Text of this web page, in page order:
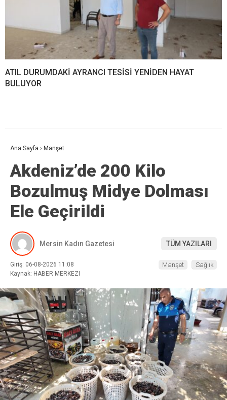
ATIL DURUMDAKİ AYRANCI TESİSİ YENİDEN HAYAT
BULUYOR
Ana Sayfa › Manşet
Akdeniz’de 200 Kilo
Bozulmuş Midye Dolması
Ele Geçirildi
Mersin Kadın Gazetesi TÜM YAZILARI
Giriş: 06-08-2026 11:08
Kaynak: HABER MERKEZI
Manşet Sağlık